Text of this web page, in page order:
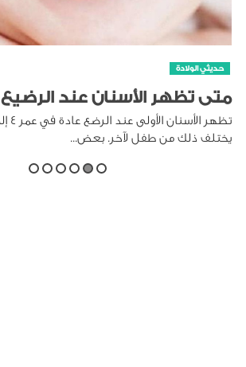
حديثي الولادة
متى تظهر الأسنان عند الرضيع
يختلف ذلك من طفل لآخر. بعض...